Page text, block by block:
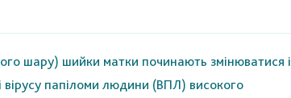
шару) шийки матки починають змінюватися і
папіломи людини (ВПЛ) високого